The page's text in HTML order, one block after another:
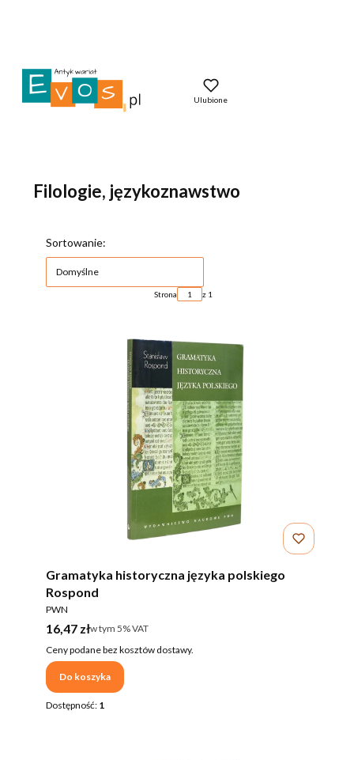
Ulubione
Filologie, językoznawstwo
Lista produktów
Sortowanie:
Domyślne
Strona z 1
Gramatyka historyczna języka polskiego
Rospond
PRODUCENT
PWN
Cena brutto
16,47 złw tym %s VAT
w tym 5%VAT
Ceny podane bez kosztów dostawy.
Do koszyka
Dostępność: 1